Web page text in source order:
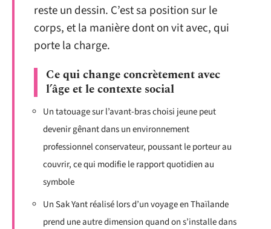
reste un dessin. C’est sa position sur le
corps, et la manière dont on vit avec, qui
porte la charge.
Ce qui change concrètement avec
l’âge et le contexte social
Un tatouage sur l’avant-bras choisi jeune peut
devenir gênant dans un environnement
professionnel conservateur, poussant le porteur au
couvrir, ce qui modifie le rapport quotidien au
symbole
Un Sak Yant réalisé lors d’un voyage en Thaïlande
prend une autre dimension quand on s’installe dans